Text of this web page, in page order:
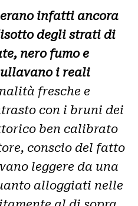
infatti ancora
degli strati di
nero fumo e
i reali
fresche e
con i bruni dei
ben calibrato
conscio del fatto
leggere da una
alloggiati nelle